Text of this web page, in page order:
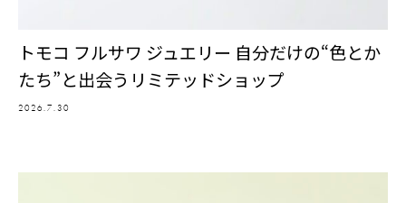
トモコ フルサワ ジュエリー 自分だけの“色とか
たち”と出会うリミテッドショップ
2026.7.30